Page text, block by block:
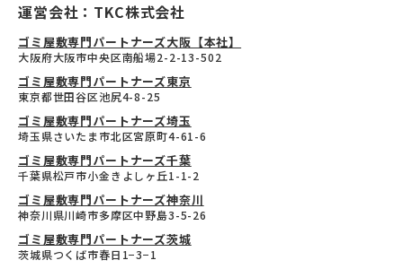
運営会社：TKC株式会社
ゴミ屋敷専門パートナーズ大阪【本社】
大阪府大阪市中央区南船場2-2-13-502
ゴミ屋敷専門パートナーズ東京
東京都世田谷区池尻4-8-25
ゴミ屋敷専門パートナーズ埼玉
埼玉県さいたま市北区宮原町4-61-6
ゴミ屋敷専門パートナーズ千葉
千葉県松戸市小金きよしヶ丘1-1-2
ゴミ屋敷専門パートナーズ神奈川
神奈川県川崎市多摩区中野島3-5-26
ゴミ屋敷専門パートナーズ茨城
茨城県つくば市春日1−3−1